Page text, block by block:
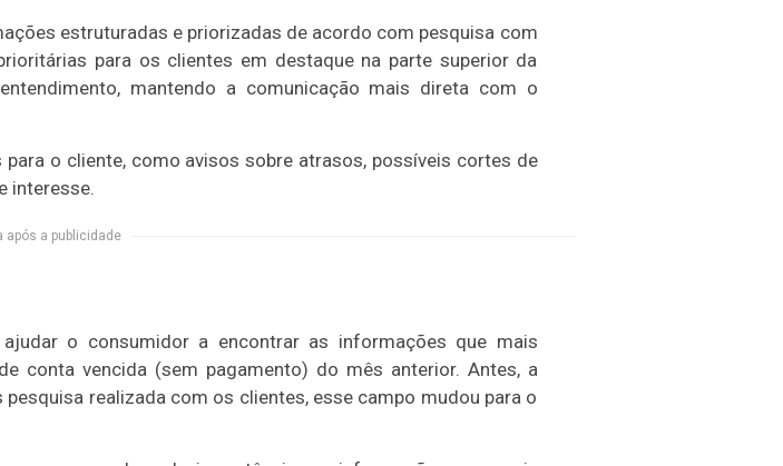
estruturadas e priorizadas de acordo com pesquisa com
para os clientes em destaque na parte superior da
mantendo a comunicação mais direta com o
o cliente, como avisos sobre atrasos, possíveis cortes de
interesse.
após a publicidade
o consumidor a encontrar as informações que mais
conta vencida (sem pagamento) do mês anterior. Antes, a
realizada com os clientes, esse campo mudou para o